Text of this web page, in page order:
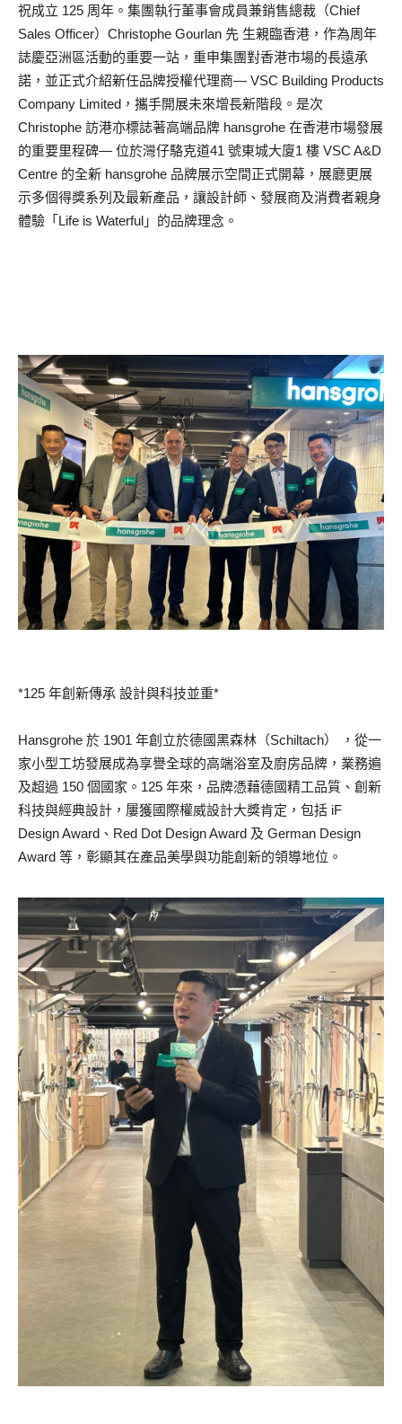
祝成立 125 周年。集團執行董事會成員兼銷售總裁（Chief
Sales Officer）Christophe Gourlan 先 生親臨香港，作為周年
誌慶亞洲區活動的重要一站，重申集團對香港市場的長遠承
諾，並正式介紹新任品牌授權代理商— VSC Building Products
Company Limited，攜手開展未來增長新階段。是次
Christophe 訪港亦標誌著高端品牌 hansgrohe 在香港市場發展
的重要里程碑— 位於灣仔駱克道41 號東城大廈1 樓 VSC A&D
Centre 的全新 hansgrohe 品牌展示空間正式開幕，展廳更展
示多個得獎系列及最新產品，讓設計師、發展商及消費者親身
體驗「Life is Waterful」的品牌理念。
*125 年創新傳承 設計與科技並重*
Hansgrohe 於 1901 年創立於德國黑森林（Schiltach） ，從一
家小型工坊發展成為享譽全球的高端浴室及廚房品牌，業務遍
及超過 150 個國家。125 年來，品牌憑藉德國精工品質、創新
科技與經典設計，屢獲國際權威設計大獎肯定，包括 iF
Design Award、Red Dot Design Award 及 German Design
Award 等，彰顯其在產品美學與功能創新的領導地位。